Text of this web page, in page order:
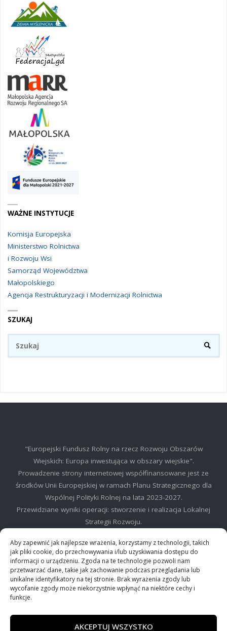
Aby zapewnić jak najlepsze wrażenia, korzystamy z technologii, takich
jak pliki cookie, do przechowywania i/lub uzyskiwania dostępu do
informacji o urządzeniu. Zgoda na te technologie pozwoli nam
przetwarzać dane, takie jak zachowanie podczas przeglądania lub
unikalne identyfikatory na tej stronie. Brak wyrażenia zgody lub
wycofanie zgody może niekorzystnie wpłynąć na niektóre cechy i
funkcje.
AKCEPTUJ WSZYSTKO
WAŻNE INSTYTUCJE
Komisja Europejska
Ministerstwo Rolnictwa
i Rozwoju Wsi
Samorząd Województwa
Małopolskiego
Agencja Restrukturyzacji i Modernizacji Rolnictwa
SZUKAJ
"Europejski Fundusz Rolny na rzecz Rozwoju Obszarów
Wiejskich: Europa inwestująca w obszary wiejskie".
Prowadzenie strony internetowej współfinansowane jest ze
środków Unii Europejskiej w ramach Planu Strategicznego dla
Wspólnej Polityki Rolnej na lata 2023-2027.
Przewidziane wyniki operacji: stworzenie i realizacja Lokalnej
Strategii Rozwoju.
©2024 Stowarzyszenie Lokalna Grupa działania "Między Dalinem i